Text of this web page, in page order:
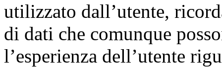
utilizzato dall’utente,
di dati che comunque
l’esperienza dell’utente